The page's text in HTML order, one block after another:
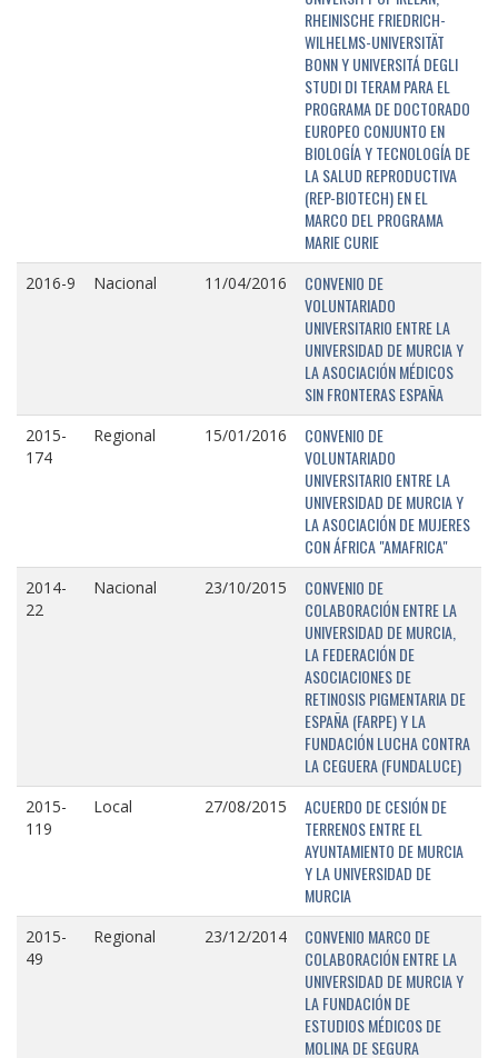
RHEINISCHE FRIEDRICH-
WILHELMS-UNIVERSITÄT
BONN Y UNIVERSITÁ DEGLI
STUDI DI TERAM PARA EL
PROGRAMA DE DOCTORADO
EUROPEO CONJUNTO EN
BIOLOGÍA Y TECNOLOGÍA DE
LA SALUD REPRODUCTIVA
(REP-BIOTECH) EN EL
MARCO DEL PROGRAMA
MARIE CURIE
2016-9 Nacional 11/04/2016
CONVENIO DE
VOLUNTARIADO
UNIVERSITARIO ENTRE LA
UNIVERSIDAD DE MURCIA Y
LA ASOCIACIÓN MÉDICOS
SIN FRONTERAS ESPAÑA
2015-
174
Regional 15/01/2016
CONVENIO DE
VOLUNTARIADO
UNIVERSITARIO ENTRE LA
UNIVERSIDAD DE MURCIA Y
LA ASOCIACIÓN DE MUJERES
CON ÁFRICA "AMAFRICA"
2014-
22
Nacional 23/10/2015
CONVENIO DE
COLABORACIÓN ENTRE LA
UNIVERSIDAD DE MURCIA,
LA FEDERACIÓN DE
ASOCIACIONES DE
RETINOSIS PIGMENTARIA DE
ESPAÑA (FARPE) Y LA
FUNDACIÓN LUCHA CONTRA
LA CEGUERA (FUNDALUCE)
2015-
119
Local 27/08/2015
ACUERDO DE CESIÓN DE
TERRENOS ENTRE EL
AYUNTAMIENTO DE MURCIA
Y LA UNIVERSIDAD DE
MURCIA
2015-
49
Regional 23/12/2014
CONVENIO MARCO DE
COLABORACIÓN ENTRE LA
UNIVERSIDAD DE MURCIA Y
LA FUNDACIÓN DE
ESTUDIOS MÉDICOS DE
MOLINA DE SEGURA